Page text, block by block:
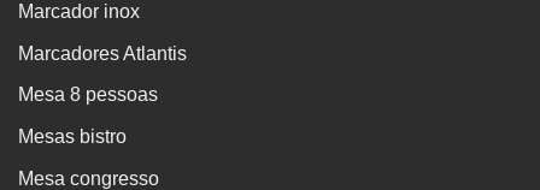
Marcador inox
Marcadores Atlantis
Mesa 8 pessoas
Mesas bistro
Mesa congresso